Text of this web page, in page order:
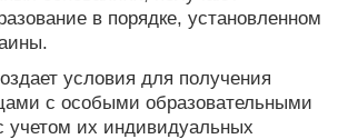
в порядке, установленном
условия для получения
с особыми образовательными
учетом их индивидуальных